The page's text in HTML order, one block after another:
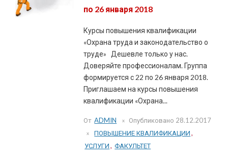
по 26 января 2018
Курсы повышения квалификации
«Охрана труда и законодательство о
труде» Дешевле только у нас.
Доверяйте профессионалам. Группа
формируется с 22 по 26 января 2018.
Приглашаем на курсы повышения
квалификации «Охрана...
От ADMIN Опубликовано 28.12.2017
ПОВЫШЕНИЕ КВАЛИФИКАЦИИ ,
УСЛУГИ , ФАКУЛЬТЕТ